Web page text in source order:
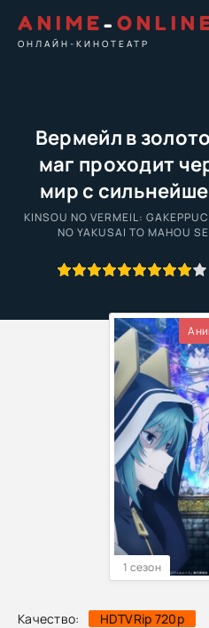
ANIME-
ОНЛАЙН-КИНОТЕАТР
Вермейл в
маг проходит
мир с
KINSOU NO VERMEIL:
NO YAKUSAI TO MAHOU
Качество:
HDTVRip 720p
1 сезон